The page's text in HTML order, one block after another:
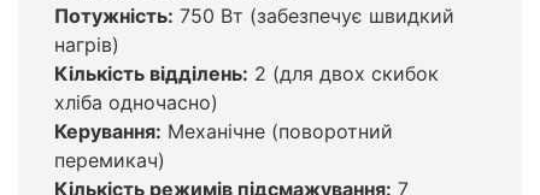
Потужність: 750 Вт (забезпечує швидкий
нагрів)
Кількість відділень: 2 (для двох скибок
хліба одночасно)
Керування: Механічне (поворотний
перемикач)
Кількість режимів підсмажування: 7